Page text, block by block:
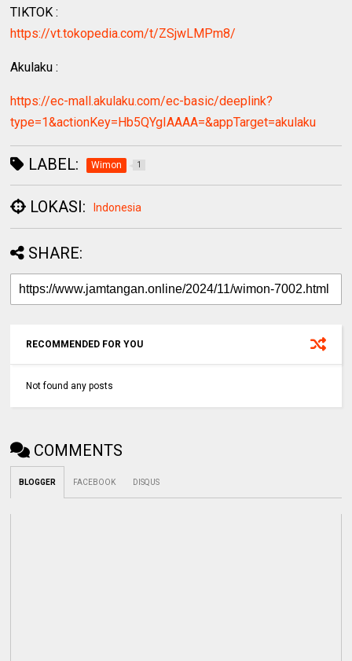
TIKTOK :
https://vt.tokopedia.com/t/ZSjwLMPm8/
Akulaku :
https://ec-mall.akulaku.com/ec-basic/deeplink?
type=1&actionKey=Hb5QYgIAAAA=&appTarget=akulaku
LABEL: Wimon 1
LOKASI: Indonesia
SHARE:
RECOMMENDED FOR YOU
Not found any posts
COMMENTS
BLOGGER FACEBOOK DISQUS